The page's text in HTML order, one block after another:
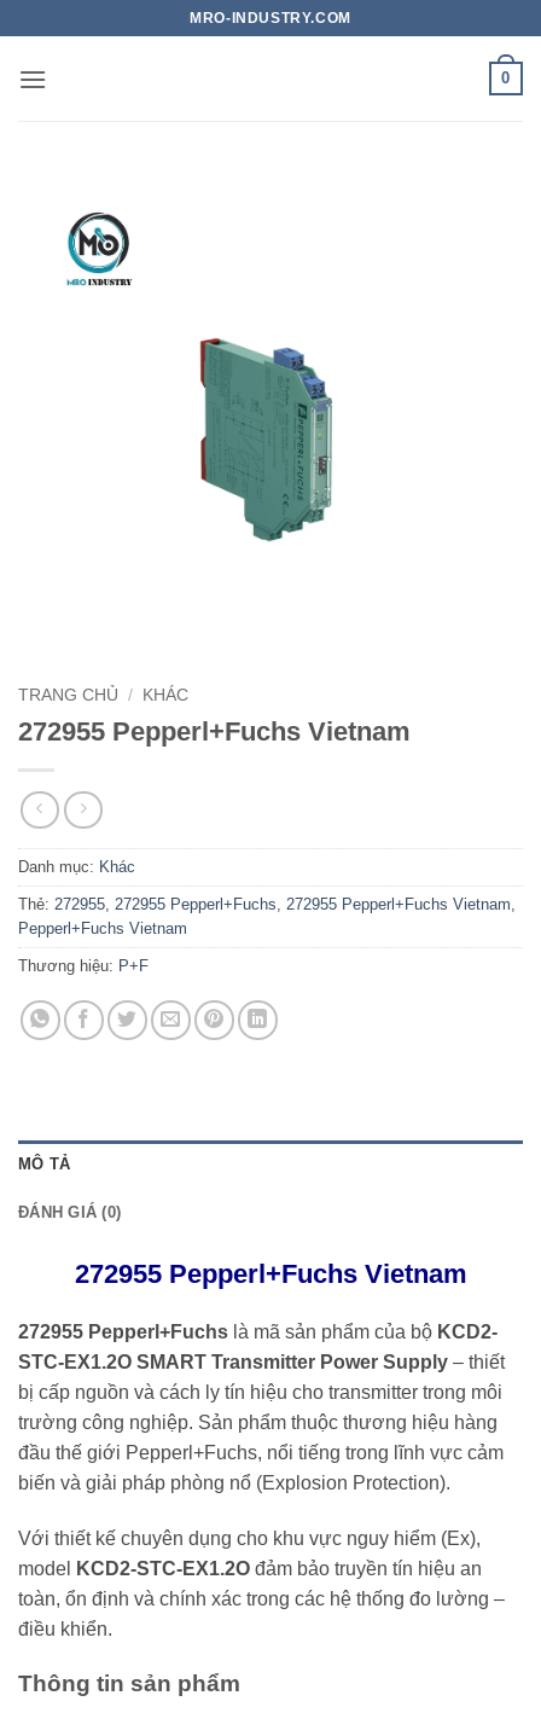
nội
MRO-INDUSTRY.COM
0
TRANG CHỦ / KHÁC
272955 Pepperl+Fuchs Vietnam
Danh mục: Khác
Thẻ: 272955, 272955 Pepperl+Fuchs, 272955 Pepperl+Fuchs Vietnam,
Pepperl+Fuchs Vietnam
Thương hiệu: P+F
MÔ TẢ
ĐÁNH GIÁ (0)
272955 Pepperl+Fuchs Vietnam
272955 Pepperl+Fuchs là mã sản phẩm của bộ KCD2-
STC-EX1.2O SMART Transmitter Power Supply – thiết
bị cấp nguồn và cách ly tín hiệu cho transmitter trong môi
trường công nghiệp. Sản phẩm thuộc thương hiệu hàng
đầu thế giới Pepperl+Fuchs, nổi tiếng trong lĩnh vực cảm
biến và giải pháp phòng nổ (Explosion Protection).
Với thiết kế chuyên dụng cho khu vực nguy hiểm (Ex),
model
KCD2-STC-EX1.2O đảm bảo truyền tín hiệu an
toàn, ổn định và chính xác trong các hệ thống đo lường –
điều khiển.
Thông tin sản phẩm